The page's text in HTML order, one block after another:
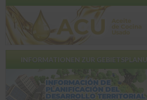
INFORMATIONEN ZUR